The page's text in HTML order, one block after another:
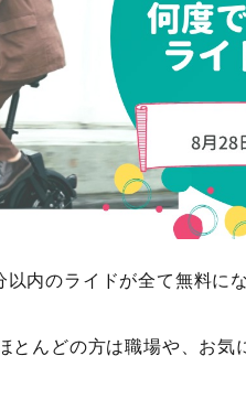
以内のライドが全て無料に
んどの方は職場や、お気